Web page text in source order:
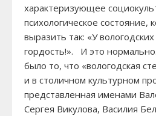
характеризующее
психологическое состояние,
выразить так: «У
гордость!». И это
было то, что «вологодская
и в столичном культурном
представленная именами
Сергея Викулова, Василия